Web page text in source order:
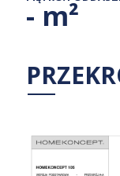
- m²